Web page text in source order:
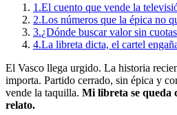
1.El cuento que vende la
2.Los números que la épica no
3.¿Dónde buscar valor sin
4.La libreta dicta, el cartel
El Vasco llega urgido. La historia
importa. Partido cerrado, sin épica y
vende la taquilla. Mi libreta se queda
relato.